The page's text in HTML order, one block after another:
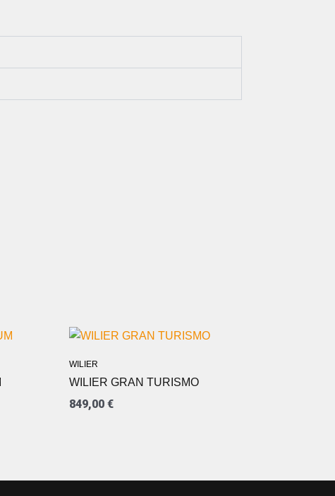
€.
WILIER
WILIER GRAN TURISMO
849,00 €